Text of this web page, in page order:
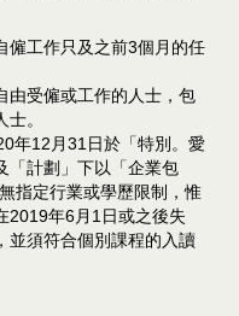
僱工作只及之前3個月的任
由受僱或工作的人士，包
。
年12月31日於「特別。愛
「計劃」下以「企業包
指定行業或學歷限制，惟
2019年6月1日或之後失
並須符合個別課程的入讀